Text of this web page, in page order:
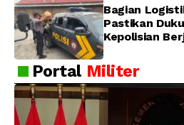
Bagian
Pastikan
Kepolisian
Portal Militer